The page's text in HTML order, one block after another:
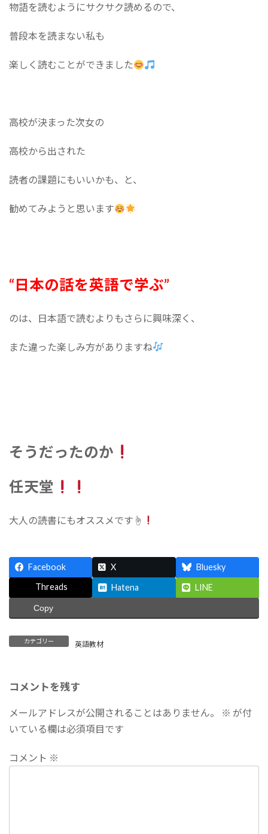
物語を読むようにサクサク読めるので、
普段本を読まない私も
楽しく読むことができました
高校が決まった次女の
高校から出された
読者の課題にもいいかも、と、
勧めてみようと思います
“日本の話を英語で学ぶ”
のは、日本語で読むよりもさらに興味深く、
また違った楽しみ方がありますね
そうだったのか
任天堂
大人の読書にもオススメです☝
Facebook X
Bluesky
Threads
Hatena LINE
Copy
カテゴリー 英語教材
コメントを残す
メールアドレスが公開されることはありません。 ※ が付
いている欄は必須項目です
コメント ※